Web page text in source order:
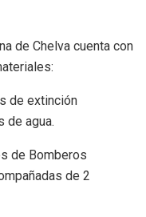
de Chelva cuenta con
de extinción
de agua.
de Bomberos
de 2